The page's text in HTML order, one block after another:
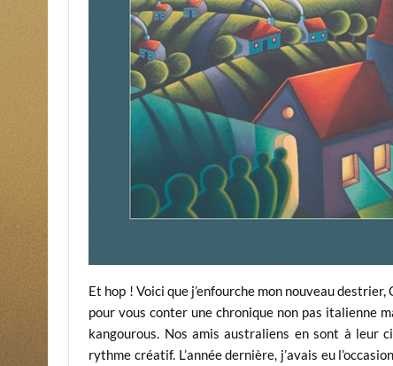
Et hop ! Voici que j’enfourche mon nouveau
pour vous conter une chronique non pas italienne
kangourous. Nos amis australiens en sont à leur
rythme créatif. L’année dernière, j’avais eu